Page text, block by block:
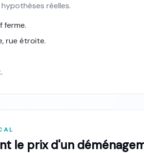
réelles.
ferme.
rue étroite.
le prix d'un